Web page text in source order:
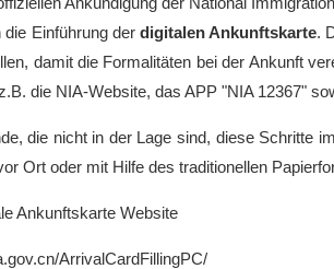
die Einführung derdigitalen Ankunftskarte.
damit die Formalitäten bei der Ankunft
die NIA-Website, das APP "NIA 12367"
die nicht in der Lage sind, diese Schritte
Ort oder mit Hilfe des traditionellen
Ankunftskarte Website
ArrivalCardFillingPC/